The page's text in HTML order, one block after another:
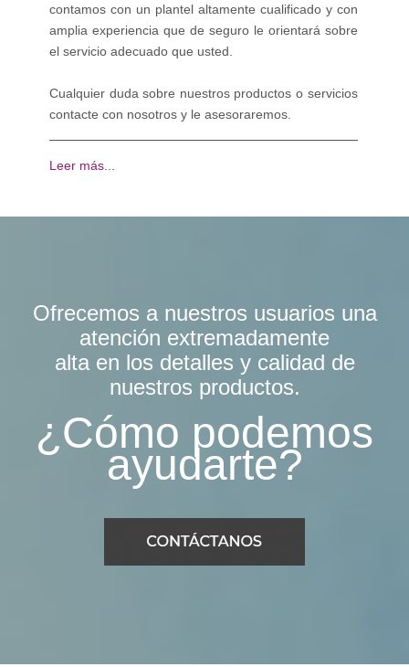
contamos con un plantel altamente cualificado y con
amplia experiencia que de seguro le orientará sobre
el servicio adecuado que usted.
Cualquier duda sobre nuestros productos o servicios
contacte con nosotros y le asesoraremos.
Leer más...
Ofrecemos a nuestros usuarios una
atención extremadamente
alta en los detalles y calidad de
nuestros productos.
¿Cómo podemos
ayudarte?